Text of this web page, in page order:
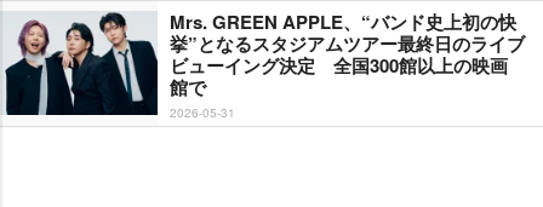
Mrs. GREEN APPLE、“バンド史上初の快
挙”となるスタジアムツアー最終日のライブ
ビューイング決定 全国300館以上の映画
館で
2026-05-31